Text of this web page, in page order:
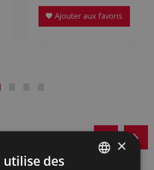
Ajouter aux favoris
×
utilise des